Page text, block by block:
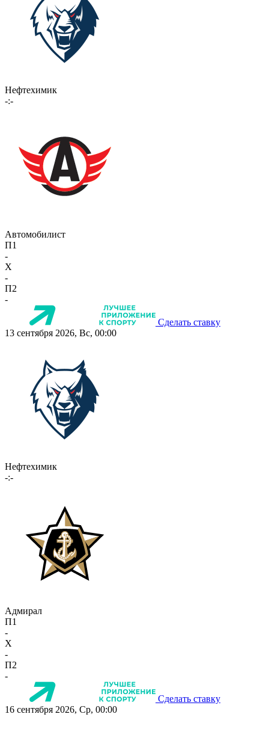
Нефтехимик
-:-
Автомобилист
П1
-
X
-
П2
-
Сделать ставку
13 сентября 2026, Вс, 00:00
Нефтехимик
-:-
Адмирал
П1
-
X
-
П2
-
Сделать ставку
16 сентября 2026, Ср, 00:00